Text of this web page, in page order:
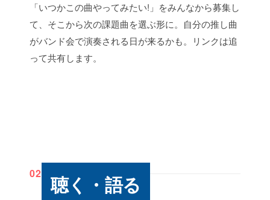
「いつかこの曲やってみたい!」をみんなから募集し
て、そこから次の課題曲を選ぶ形に。自分の推し曲
がバンド会で演奏される日が来るかも。リンクは追
って共有します。
02 聴く・語る